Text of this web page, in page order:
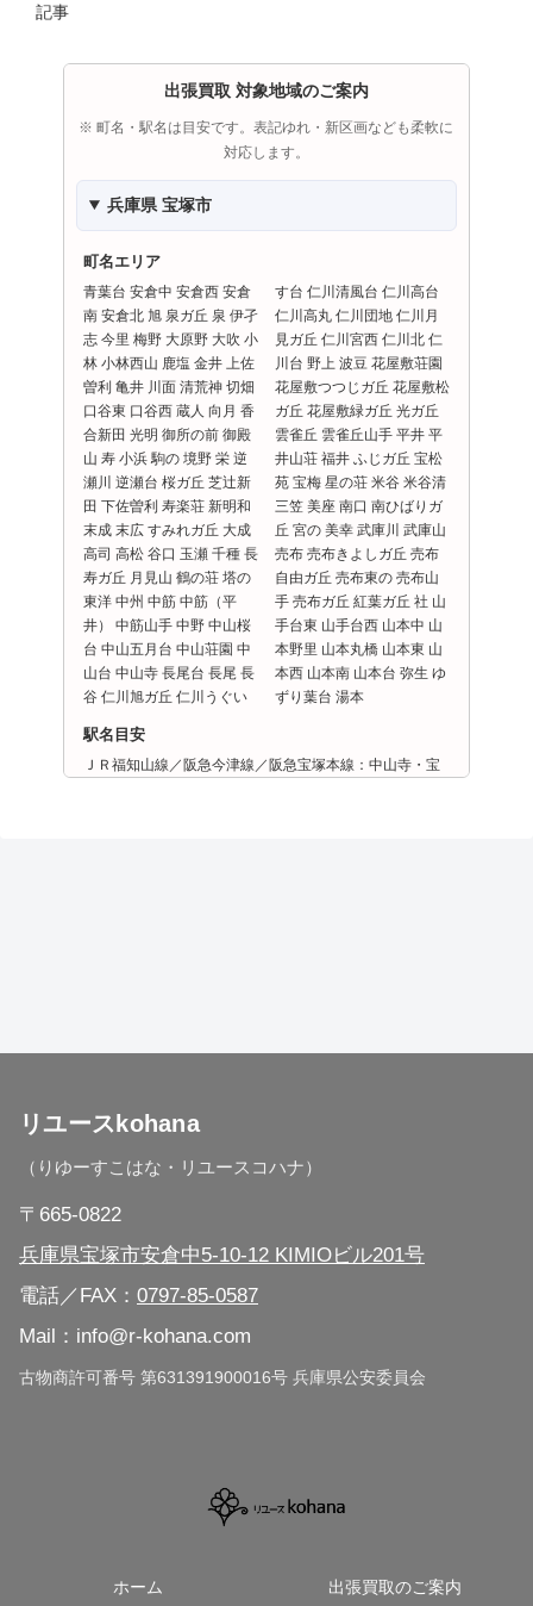
記事
出張買取 対象地域のご案内
※ 町名・駅名は目安です。表記ゆれ・新区画なども柔軟に
対応します。
兵庫県 宝塚市
町名エリア
青葉台 安倉中 安倉西 安倉
南 安倉北 旭 泉ガ丘 泉 伊孑
志 今里 梅野 大原野 大吹 小
林 小林西山 鹿塩 金井 上佐
曽利 亀井 川面 清荒神 切畑
口谷東 口谷西 蔵人 向月 香
合新田 光明 御所の前 御殿
山 寿 小浜 駒の 境野 栄 逆
瀬川 逆瀬台 桜ガ丘 芝辻新
田 下佐曽利 寿楽荘 新明和
末成 末広 すみれガ丘 大成
高司 高松 谷口 玉瀬 千種 長
寿ガ丘 月見山 鶴の荘 塔の
東洋 中州 中筋 中筋（平
井） 中筋山手 中野 中山桜
台 中山五月台 中山荘園 中
山台 中山寺 長尾台 長尾 長
谷 仁川旭ガ丘 仁川うぐい
す台 仁川清風台 仁川高台
仁川高丸 仁川団地 仁川月
見ガ丘 仁川宮西 仁川北 仁
川台 野上 波豆 花屋敷荘園
花屋敷つつじガ丘 花屋敷松
ガ丘 花屋敷緑ガ丘 光ガ丘
雲雀丘 雲雀丘山手 平井 平
井山荘 福井 ふじガ丘 宝松
苑 宝梅 星の荘 米谷 米谷清
三笠 美座 南口 南ひばりガ
丘 宮の 美幸 武庫川 武庫山
売布 売布きよしガ丘 売布
自由ガ丘 売布東の 売布山
手 売布ガ丘 紅葉ガ丘 社 山
手台東 山手台西 山本中 山
本野里 山本丸橋 山本東 山
本西 山本南 山本台 弥生 ゆ
ずり葉台 湯本
駅名目安
ＪＲ福知山線／阪急今津線／阪急宝塚本線：中山寺・宝
兵庫県 川西市
兵庫県 神戸市（全区対応）
京都市（広域対応）
リユースkohana
（りゆーすこはな・リユースコハナ）
〒665-0822
兵庫県宝塚市安倉中5-10-12 KIMIOビル201号
電話／FAX： 0797-85-0587
Mail：info@r-kohana.com
古物商許可番号 第631391900016号 兵庫県公安委員会
ホーム 出張買取のご案内